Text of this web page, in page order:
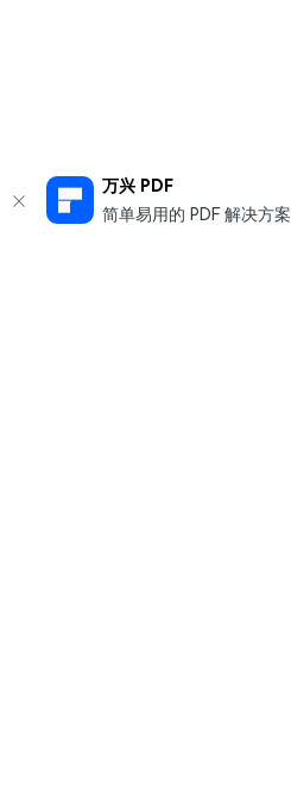
万兴 PDF
简单易用的 PDF 解决方案